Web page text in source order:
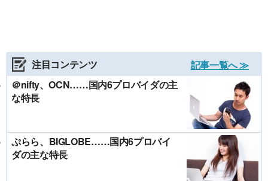
注目コンテンツ
記事一覧へ ≫
＠nifty、OCN……国内6プロバイダの主
な特長
ぷらら、BIGLOBE……国内6プロバイ
ダの主な特長